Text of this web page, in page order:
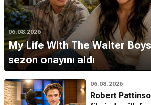
06.08.2026
My Life With The Walter
sezon onayını aldı
06.08.2026
Robert